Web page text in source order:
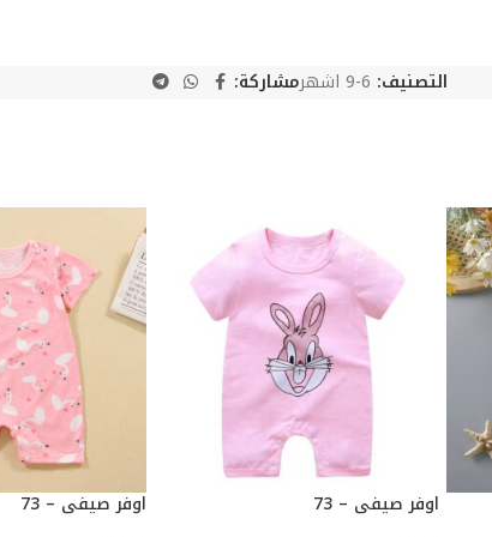
التصنيف: 6-9 اشهر مشاركة:
اوفر صيفي – 73
اوفر صيفي – 73